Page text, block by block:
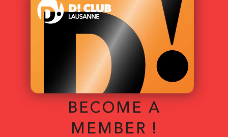
BECOME A
MEMBER !